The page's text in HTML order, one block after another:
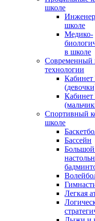
школе
школе
Медико-
в школе
Современный
технологии
Кабинет
Кабинет
Спортивный
школе
Бассейн
Легкая